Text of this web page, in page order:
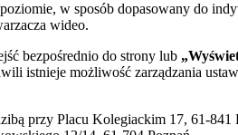
w sposób dopasowany do
wideo.
bezpośrednio do strony lub
istnieje możliwość zarządzania
przy Placu Kolegiackim 17, 61-841